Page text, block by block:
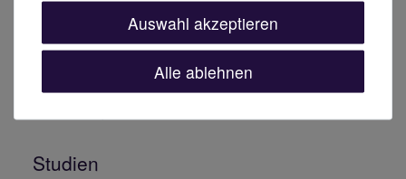
Studien
Auswahl akzeptieren
Alle ablehnen